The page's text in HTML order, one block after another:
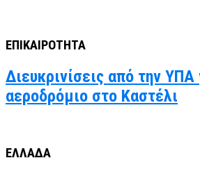
ΕΠΙΚΑΙΡΟΤΗΤΑ
Διευκρινίσεις από την ΥΠΑ
αεροδρόμιο στο Καστέλι
ΕΛΛΑΔΑ